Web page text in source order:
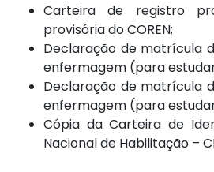
Carteira de registro
provisória do COREN;
Declaração de matrícula
enfermagem (para
Declaração de matrícula
enfermagem (para
Cópia da Carteira de
Nacional de Habilitação –